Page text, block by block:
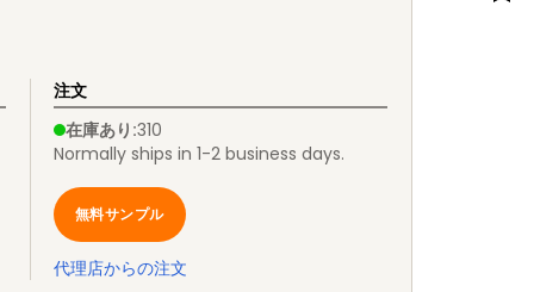
注文
在庫あり :310
Normally ships in 1-2 business days.
無料サンプル
代理店からの注文